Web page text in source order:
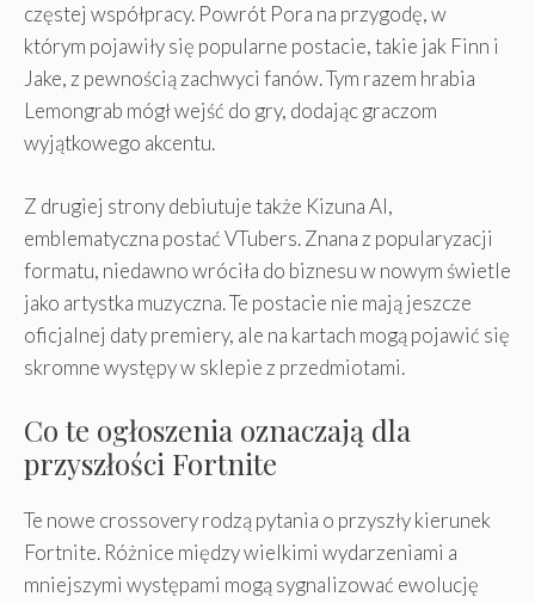
częstej współpracy. Powrót Pora na przygodę, w
którym pojawiły się popularne postacie, takie jak Finn i
Jake, z pewnością zachwyci fanów. Tym razem hrabia
Lemongrab mógł wejść do gry, dodając graczom
wyjątkowego akcentu.
Z drugiej strony debiutuje także Kizuna AI,
emblematyczna postać VTubers. Znana z popularyzacji
formatu, niedawno wróciła do biznesu w nowym świetle
jako artystka muzyczna. Te postacie nie mają jeszcze
oficjalnej daty premiery, ale na kartach mogą pojawić się
skromne występy w sklepie z przedmiotami.
Co te ogłoszenia oznaczają dla
przyszłości Fortnite
Te nowe crossovery rodzą pytania o przyszły kierunek
Fortnite. Różnice między wielkimi wydarzeniami a
mniejszymi występami mogą sygnalizować ewolucję